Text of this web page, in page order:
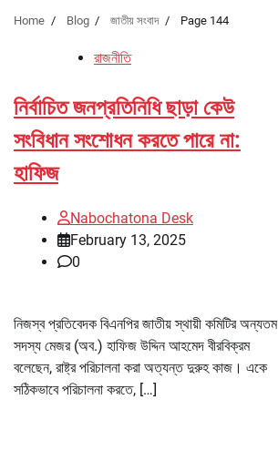
Home Blog জাতীয় সংবাদ Page 144
রাজনীতি
নির্বাচিত জনপ্রতিনিধি ছাড়া কেউ
সংবিধান সংশোধন করতে পারে না:
হাফিজ
Nabochatona Desk
February 13, 2025
0
নিজস্ব প্রতিবেদক বিএনপির জাতীয় স্থায়ী কমিটির অন্যতম
সদস্য মেজর (অব.) হাফিজ উদ্দিন আহমেদ বীরবিক্রম
বলেছেন, রাষ্ট্র পরিচালনা করা অত্যন্ত দুরুহ কাজ। একে
সঠিকভাবে পরিচালনা করতে, […]